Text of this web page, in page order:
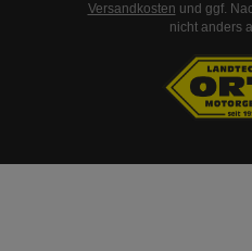
Versandkosten und ggf.
nicht anders